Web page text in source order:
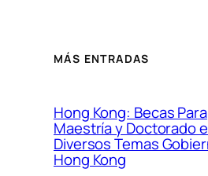
MÁS ENTRADAS
Hong Kong: Becas Para
Maestría y Doctorado
Diversos Temas
Hong Kong